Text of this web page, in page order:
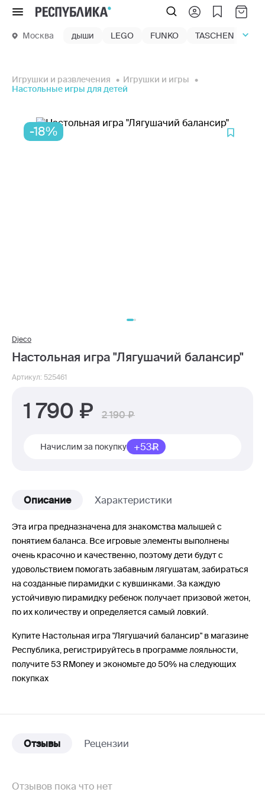
Меню
Москва дыши LEGO FUNKO TASCHEN
Игрушки и развлечения
Игрушки и игры
Настольные игры для детей
-18%
Djeco
Настольная игра "Лягушачий балансир"
Артикул: 525461
1 790 2 190
Начислим за покупку +53
Описание Характеристики
Эта игра предназначена для знакомства малышей с
понятием баланса. Все игровые элементы выполнены
очень красочно и качественно, поэтому дети будут с
удовольствием помогать забавным лягушатам, забираться
на созданные пирамидки с кувшинками. За каждую
устойчивую пирамидку ребенок получает призовой жетон,
по их количеству и определяется самый ловкий.
Купите Настольная игра "Лягушачий балансир" в магазине
Республика, регистрируйтесь в программе лояльности,
получите 53 RMoney и экономьте до 50% на следующих
покупках
Отзывы Рецензии
Отзывов пока что нет